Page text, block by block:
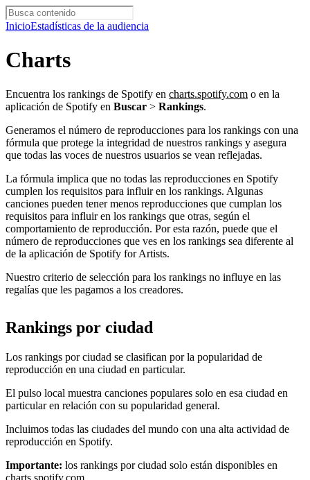
InicioEstadísticas de la audiencia
Charts
Encuentra los rankings de Spotify en charts.spotify.com o en la
aplicación de Spotify en Buscar > Rankings.
Generamos el número de reproducciones para los rankings con una
fórmula que protege la integridad de nuestros rankings y asegura
que todas las voces de nuestros usuarios se vean reflejadas.
La fórmula implica que no todas las reproducciones en Spotify
cumplen los requisitos para influir en los rankings. Algunas
canciones pueden tener menos reproducciones que cumplan los
requisitos para influir en los rankings que otras, según el
comportamiento de reproducción. Por esta razón, puede que el
número de reproducciones que ves en los rankings sea diferente al
de la aplicación de Spotify for Artists.
Nuestro criterio de selección para los rankings no influye en las
regalías que les pagamos a los creadores.
Rankings por ciudad
Los rankings por ciudad se clasifican por la popularidad de
reproducción en una ciudad en particular.
El pulso local muestra canciones populares solo en esa ciudad en
particular en relación con su popularidad general.
Incluimos todas las ciudades del mundo con una alta actividad de
reproducción en Spotify.
Importante: los rankings por ciudad solo están disponibles en
charts.spotify.com.